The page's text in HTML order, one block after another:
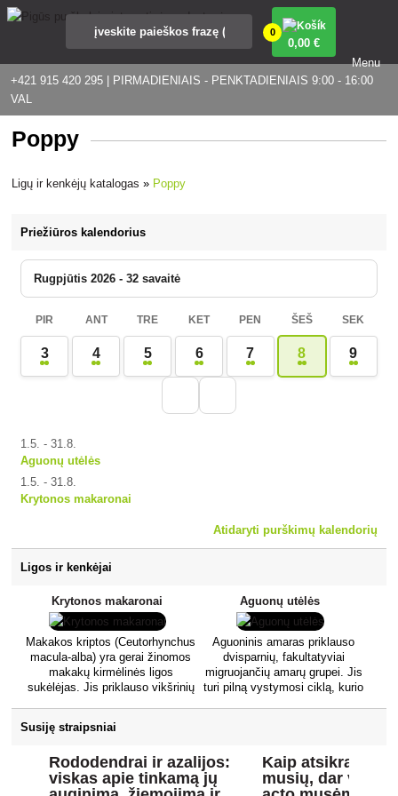
+421 915 420 295 | PIRMADIENIAIS - PENKTADIENIAIS 9:00 - 16:00
VAL
0
0,00 €
Menu
Poppy
Ligų ir kenkėjų katalogas » Poppy
Priežiūros kalendorius
Rugpjūtis 2026 - 32 savaitė
PIR ANT TRE KET PEN ŠEŠ SEK
3 4 5 6 7 8 9
1.5. - 31.8.
Aguonų utėlės
1.5. - 31.8.
Krytonos makaronai
Atidaryti purškimų kalendorių
Ligos ir kenkėjai
Krytonos makaronai
Makakos kriptos (Ceutorhynchus
macula-alba) yra gerai žinomos
makakų kirmėlinės ligos
sukėlėjas. Jis priklauso vikšrinių
dirvožemyje suaugusio vabalo
pat žydėjimą. Patelės deda
kiaušinėlius į jaunus aguonų
augalus. Išsiritusios lervos minta
Aguonų utėlės
Aguoninis amaras priklauso
dvisparnių, fakultatyviai
migruojančių amarų grupei. Jis
turi pilną vystymosi ciklą, kurio
vijoklis ir paprastoji kalnarūtė.
Pavasarį, kovo pabaigoje-
balandžio pradžioje, išsirita
Susiję straipsniai
Rododendrai ir azalijos:
viskas apie tinkamą jų
Kaip atsikratyti
musių, dar